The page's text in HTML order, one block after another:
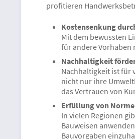
profitieren
Kostensenkung
Mit dem bewussten
für andere Vorhaben
Nachhaltigkeit
Nachhaltigkeit ist für
nicht nur ihre
das Vertrauen von
Erfüllung von
In vielen Regionen
Bauweisen
Bauvorgaben